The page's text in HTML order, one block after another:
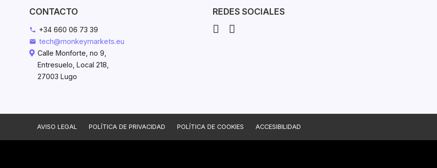
CONTACTO
phone +34 660 06 73 39
mail tech@monkeymarkets.eu
Calle Monforte, no 9,
Entresuelo, Local 218,
27003 Lugo
REDES SOCIALES
AVISO LEGAL POLÍTICA DE PRIVACIDAD POLÍTICA DE COOKIES ACCESIBILIDAD